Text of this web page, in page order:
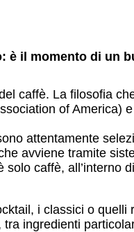
è il momento di un
caffè. La filosofia
of America)
attentamente
avviene tramite
caffè, all’interno
i classici o quelli
ingredienti